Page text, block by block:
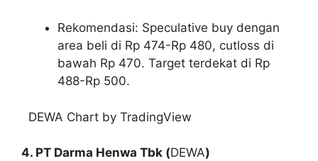
Rekomendasi: Speculative buy dengan
area beli di Rp 474-Rp 480, cutloss di
bawah Rp 470. Target terdekat di Rp
488-Rp 500.
DEWA Chart by TradingView
4. PT Darma Henwa Tbk (DEWA)